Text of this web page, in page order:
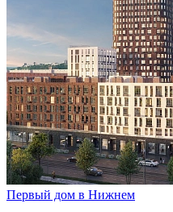
Первый дом в Нижнем